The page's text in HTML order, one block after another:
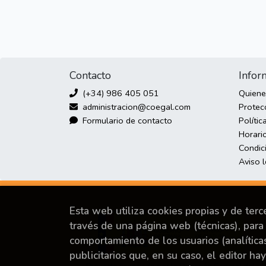
Contacto
(+34) 986 405 051
administracion@coegal.com
Formulario de contacto
Aviso
Esta web utiliza cookies propias y de
través de una página web (técnicas),
comportamiento de los usuarios
publicitarios que, en su caso, el editor